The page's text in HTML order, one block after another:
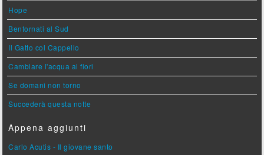
Hope
Bentornati al Sud
Il Gatto col Cappello
Cambiare l'acqua ai fiori
Se domani non torno
Succederà questa notte
Appena aggiunti
Carlo Acutis - Il giovane santo